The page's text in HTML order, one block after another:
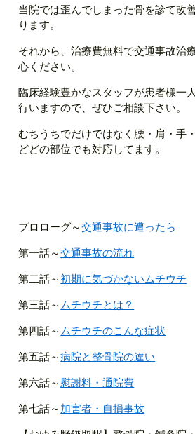
当院では歪んでしまった骨を診て改
ります。
それから、治療費無料で交通事故治
心ください。
臨床経験豊かなスタッフが患者様一
行いますので、ぜひご相談下さい。
むちうちでだけではなく腰・肩・手
どどの部位でも対応してます。
プロローグ～交通事故に遭ったら
第一話～交通事故の流れ
第二話～初期に気づかないムチウチ
第三話～ ムチウチとは？
第四話～ ムチウチのこんな症状
第五話～病院と整骨院の違い
第六話～慰謝料・通院費
第七話～ 加害者・自損事故